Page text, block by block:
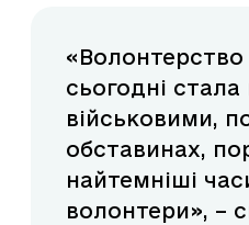
«Волонтерство
сьогодні
військовими,
обставинах,
найтемніші
волонтери», –